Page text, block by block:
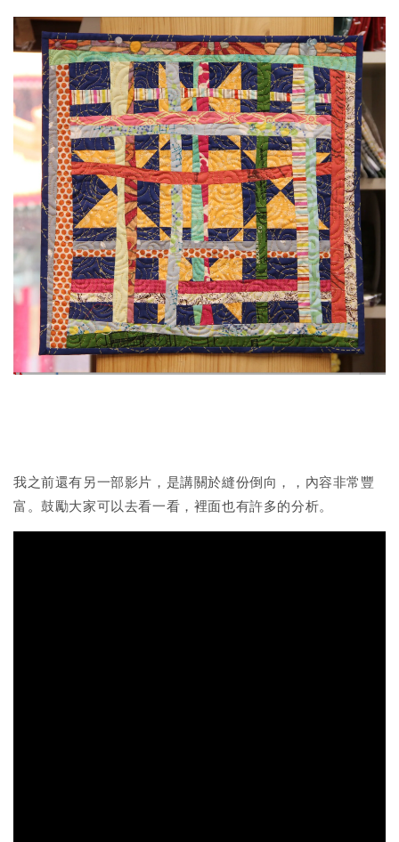
我之前還有另一部影片，是講關於縫份倒向，，內容非常豐
富。鼓勵大家可以去看一看，裡面也有許多的分析。